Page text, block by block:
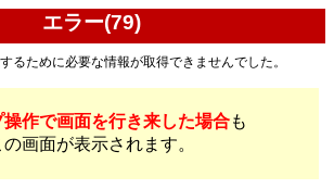
エラー(79)
るために必要な情報が取得できませんでした。
操作で画面を行き来した場合も
の画面が表示されます。